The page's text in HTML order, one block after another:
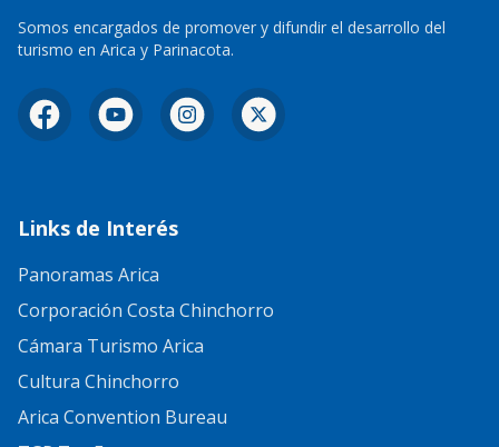
Somos encargados de promover y difundir el desarrollo del
turismo en Arica y Parinacota.
FacebookYouTubeInstagram
X
Links de Interés
Panoramas Arica
Corporación Costa Chinchorro
Cámara Turismo Arica
Cultura Chinchorro
Arica Convention Bureau